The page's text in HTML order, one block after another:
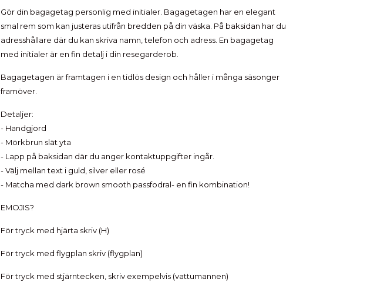
Gör din bagagetag personlig med initialer. Bagagetagen har en elegant
smal rem som kan justeras utifrån bredden på din väska. På baksidan har du
adresshållare där du kan skriva namn, telefon och adress. En bagagetag
med initialer är en fin detalj i din resegarderob.
Bagagetagen är framtagen i en tidlös design och håller i många säsonger
framöver.
Detaljer:
- Handgjord
- Mörkbrun slät yta
- Lapp på baksidan där du anger kontaktuppgifter ingår.
- Välj mellan text i guld, silver eller rosé
- Matcha med dark brown smooth passfodral- en fin kombination!
EMOJIS?
För tryck med hjärta skriv (H)
För tryck med flygplan skriv (flygplan)
För tryck med stjärntecken, skriv exempelvis (vattumannen)